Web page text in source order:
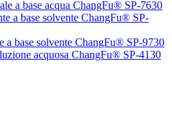
a base acqua ChangFu® SP-7630
a base solvente ChangFu® SP-
a base solvente ChangFu® SP-9730
acquosa ChangFu® SP-4130